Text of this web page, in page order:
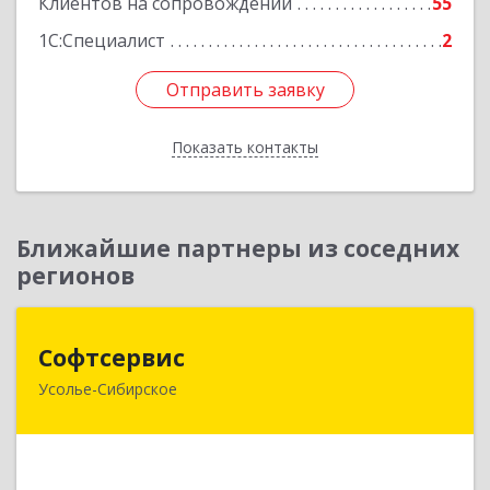
1С:Специалист
2
Отправить заявку
Показать контакты
Отправить заявку
Назад
Ближайшие партнеры из соседних
регионов
Софтсервис
Усолье-Сибирское
665451, Иркутская обл, Усолье-Сибирское г,